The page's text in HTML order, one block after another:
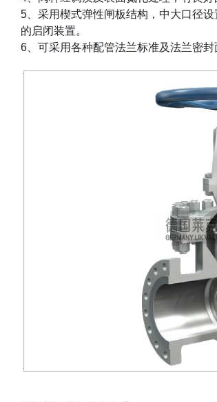
5 、采用楔式弹性闸板结构，中大口径
的启闭装置。
6 、可采用各种配管法兰标准及法兰密